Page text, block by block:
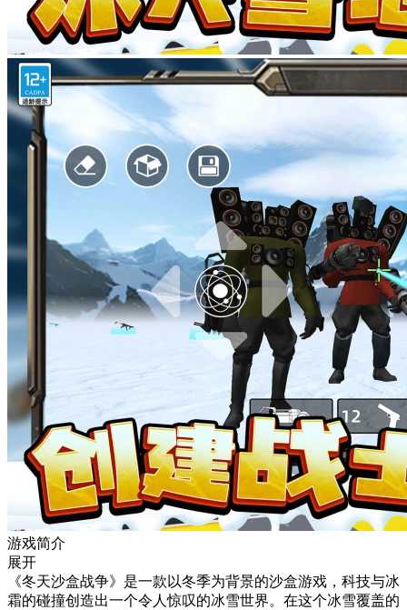
游戏简介
展开
《冬天沙盒战争》是一款以冬季为背景的沙盒游戏，科技与冰
霜的碰撞创造出一个令人惊叹的冰雪世界。在这个冰雪覆盖的